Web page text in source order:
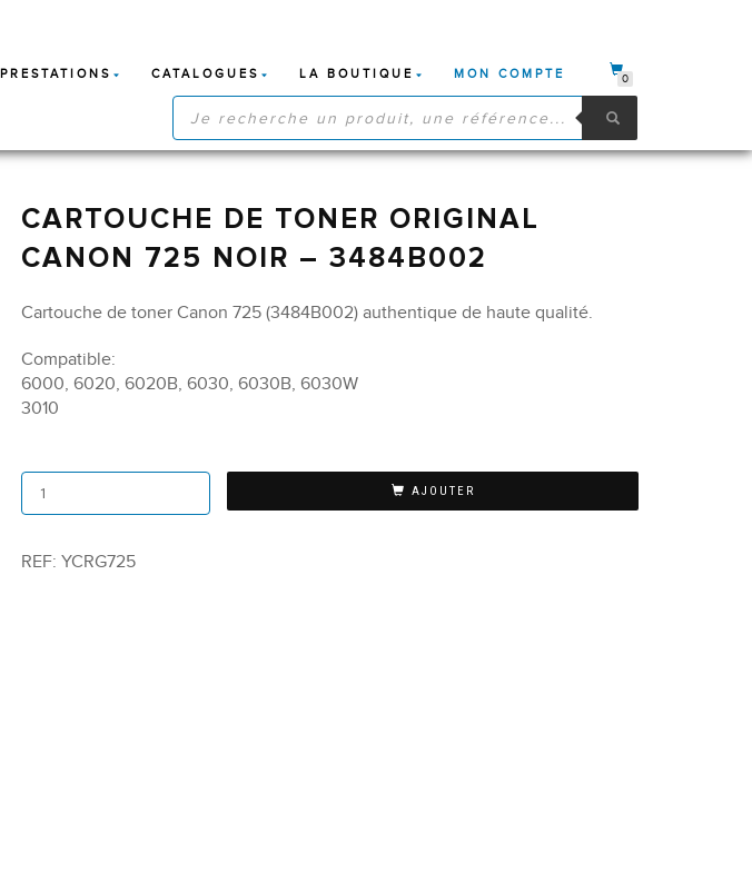
PRESTATIONS CATALOGUES LA BOUTIQUE
MON COMPTE
RECHERCHE
DE
PRODUITS
0
CARTOUCHE DE TONER ORIGINAL
CANON 725 NOIR – 3484B002
Cartouche de toner Canon 725 (3484B002) authentique de haute qualité.
Compatible:
6000, 6020, 6020B, 6030, 6030B, 6030W
3010
AJOUTER
REF: YCRG725